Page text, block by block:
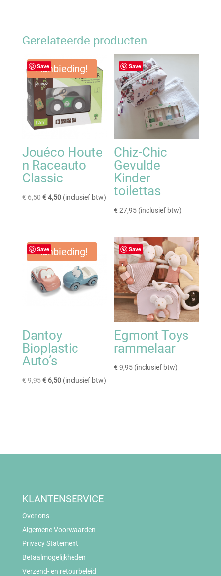
Gerelateerde producten
Save
Aanbieding!
Jouéco Houte
n Raceauto
Classic
€6,50 Oorspronkelijke
€4,50Huidige
(inclusief btw)
Save
Chiz-Chic
Gevulde
Kinder
toilettas
€ 27,95 (inclusief btw)
Save
Aanbieding!
Dantoy
Bioplastic
Auto’s
€9,95 Oorspronkelijke
€6,50Huidige
(inclusief btw)
Save
Egmont Toys
rammelaar
€ 9,95 (inclusief btw)
KLANTENSERVICE
Over ons
Algemene Voorwaarden
Privacy Statement
Betaalmogelijkheden
Verzend- en retourbeleid